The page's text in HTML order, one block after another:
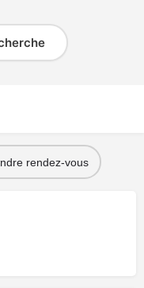
rendez-vous